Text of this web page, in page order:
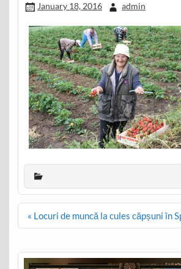
January 18, 2016 admin
Post
« Locuri de muncă la cules căpșuni în